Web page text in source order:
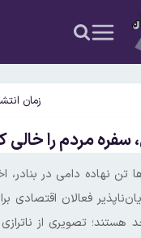
زمان
سفره مردم را خالی
تن نهاده دامی در بنادر،
فعالان اقتصادی
هستند؛ تصویری از